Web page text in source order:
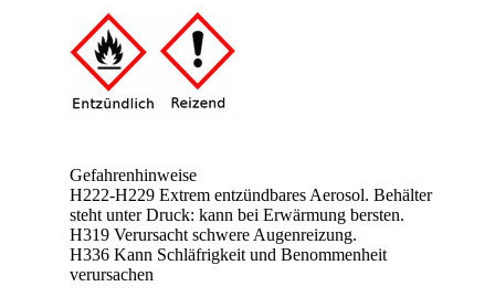
Gefahrenhinweise
H222-H229 Extrem entzündbares Aerosol. Behälter
steht unter Druck: kann bei Erwärmung bersten.
H319 Verursacht schwere Augenreizung.
H336 Kann Schläfrigkeit und Benommenheit
verursachen